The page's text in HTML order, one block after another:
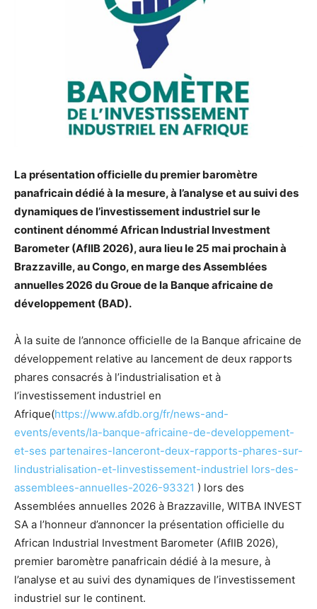
La présentation officielle du premier baromètre
panafricain dédié à la mesure, à l’analyse et au suivi des
dynamiques de l’investissement industriel sur le
continent dénommé African Industrial Investment
Barometer (AfIIB 2026), aura lieu le 25 mai prochain à
Brazzaville, au Congo, en marge des Assemblées
annuelles 2026 du Groue de la Banque africaine de
développement (BAD).
À la suite de l’annonce officielle de la Banque africaine de
développement relative au lancement de deux rapports
phares consacrés à l’industrialisation et à
l’investissement industriel en
Afrique(https://www.afdb.org/fr/news-and-
events/events/la-banque-africaine-de-developpement-
et-ses partenaires-lanceront-deux-rapports-phares-sur-
lindustrialisation-et-linvestissement-industriel lors-des-
assemblees-annuelles-2026-93321 ) lors des
Assemblées annuelles 2026 à Brazzaville, WITBA INVEST
SA a l’honneur d’annoncer la présentation officielle du
African Industrial Investment Barometer (AfIIB 2026),
premier baromètre panafricain dédié à la mesure, à
l’analyse et au suivi des dynamiques de l’investissement
industriel sur le continent.